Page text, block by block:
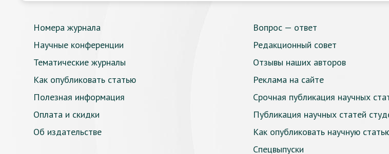
Номера журнала
Научные конференции
Тематические журналы
Как опубликовать статью
Полезная информация
Оплата и скидки
Об издательстве
Вопрос — ответ
Редакционный совет
Отзывы наших авторов
Реклама на сайте
Срочная публикация научных
Публикация научных статей
Как опубликовать научную
Спецвыпуски